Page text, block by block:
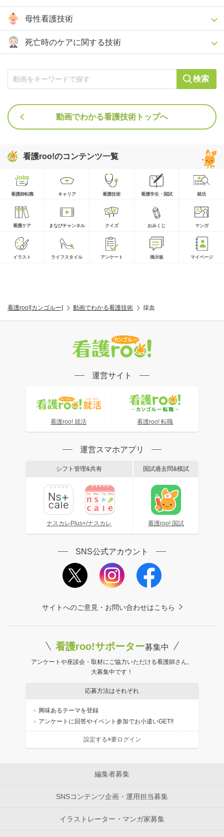
母性看護技術
死亡時のケアに関する技術
検索
動画でわかる看護技術トップへ
看護roo!のコンテンツ一覧
看護師転職 キャリア 看護技術 看護学生・国試 就活
看護ケア まなびチャンネル クイズ おみくじ マンガ
イラスト ライフスタイル アンケート 掲示板 マイページ
看護roo![カンゴルー] 動画でわかる看護技術 採血
運営サイト
看護roo! 就活 看護roo! 転職
運営スマホアプリ
シフト管理&共有
ナスカレPlus+/ナスカレ
国試過去問&模試
看護roo! 国試
SNS公式アカウント
サイトへのご意見・お問い合わせはこちら
看護roo!サポーター募集中
アンケートや座談会・取材にご協力いただける看護師さん、
大募集中です！
応募方法はそれぞれ
興味あるテーマを登録
アンケートに回答やイベント参加でお小遣いGET!!
設定する※要ログイン
編集者募集
SNSコンテンツ企画・運用担当募集
イラストレーター・マンガ家募集